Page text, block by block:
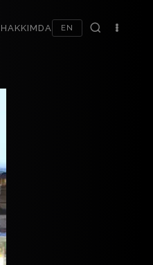
HAKKIMDA EN